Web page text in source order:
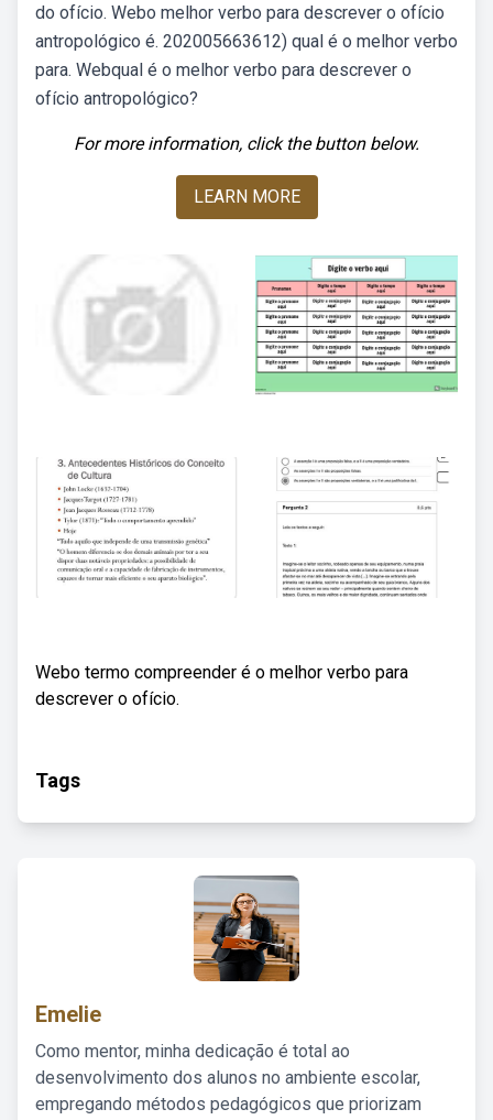
do ofício. Webo melhor verbo para descrever o ofício
antropológico é. 202005663612) qual é o melhor verbo
para. Webqual é o melhor verbo para descrever o
ofício antropológico?
For more information, click the button below.
LEARN MORE
Webo termo compreender é o melhor verbo para
descrever o ofício.
Tags
Emelie
Como mentor, minha dedicação é total ao
desenvolvimento dos alunos no ambiente escolar,
empregando métodos pedagógicos que priorizam